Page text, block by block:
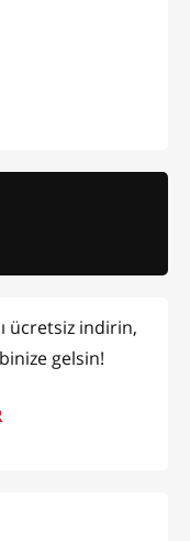
ücretsiz indirin,
gelsin!